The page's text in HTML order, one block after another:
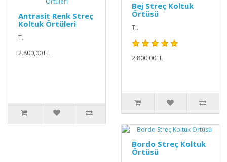
Antrasit Renk Streç
Koltuk Örtüleri
T..
2.800,00TL
Bej Streç Koltuk
Örtüsü
T..
2.800,00TL
Bordo Streç Koltuk
Örtüsü